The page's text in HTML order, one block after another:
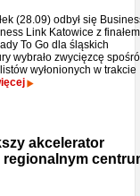
(28.09) odbył się
Link Katowice z finałem
To Go dla śląskich
wybrało zwycięzcę
wyłonionych w trakcie
akcelerator
regionalnym